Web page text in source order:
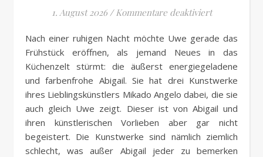
1. August 2026 / Kommentare deaktiviertfür 2026
Nach einer ruhigen Nacht möchte Uwe gerade das
Frühstück eröffnen, als jemand Neues in das
Küchenzelt stürmt: die äußerst energiegeladene
und farbenfrohe Abigail. Sie hat drei Kunstwerke
ihres Lieblingskünstlers Mikado Angelo dabei, die sie
auch gleich Uwe zeigt. Dieser ist von Abigail und
ihren künstlerischen Vorlieben aber gar nicht
begeistert. Die Kunstwerke sind nämlich ziemlich
schlecht, was außer Abigail jeder zu bemerken